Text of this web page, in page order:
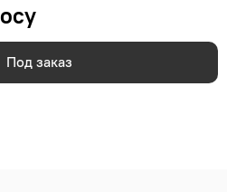
Под заказ